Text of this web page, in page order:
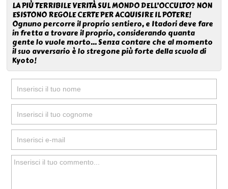
LA PIÙ TERRIBILE VERITÀ SUL MONDO DELL’OCCULTO? NON
ESISTONO REGOLE CERTE PER ACQUISIRE IL POTERE!
Ognuno percorre il proprio sentiero, e Itadori deve fare
in fretta a trovare il proprio, considerando quanta
gente lo vuole morto… Senza contare che al momento
il suo avversario è lo stregone più forte della scuola di
Kyoto!